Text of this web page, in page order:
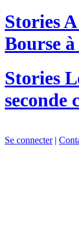
Stories
Bourse
Stories
seconde
Se connecter|